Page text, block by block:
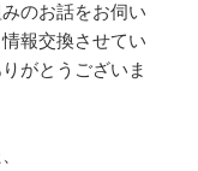
のお話をお伺い
報交換させてい
がとうございま